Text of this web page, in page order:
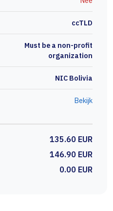
ccTLD
Must be a non-profit
organization
NIC Bolivia
Bekijk
135.60 EUR
146.90 EUR
0.00 EUR